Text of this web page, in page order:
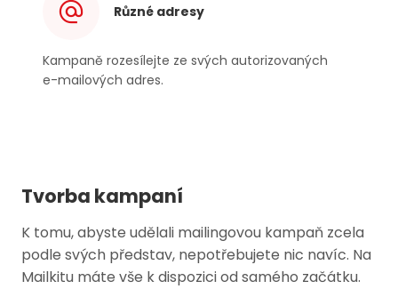
Různé adresy
Kampaně rozesílejte ze svých autorizovaných
e-mailových adres.
Tvorba kampaní
K tomu, abyste udělali mailingovou kampaň zcela
podle svých představ, nepotřebujete nic navíc. Na
Mailkitu máte vše k dispozici od samého začátku.